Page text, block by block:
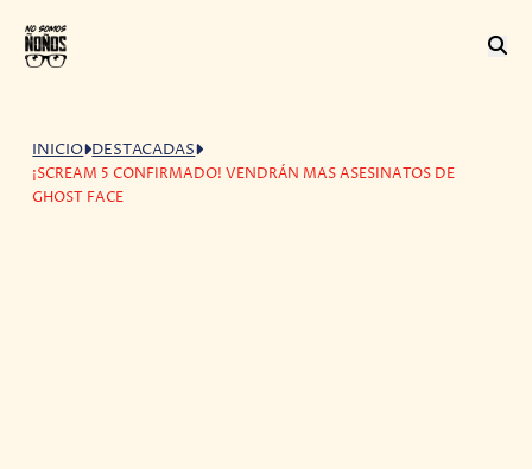
INICIO DESTACADAS
¡SCREAM 5 CONFIRMADO! VENDRÁN MAS ASESINATOS DE
GHOST FACE